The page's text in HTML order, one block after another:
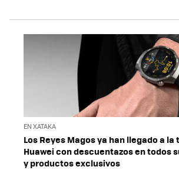
EN XATAKA
Los Reyes Magos ya han llegado a la
Huawei con descuentazos en todos
y productos exclusivos